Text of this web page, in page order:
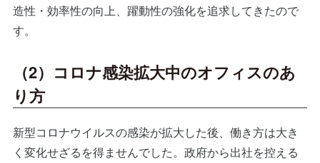
造性・効率性の向上、躍動性の強化を追求してきたので
す。
（2）コロナ感染拡大中のオフィスのあ
り方
新型コロナウイルスの感染が拡大した後、働き方は大き
く変化せざるを得ませんでした。政府から出社を控える